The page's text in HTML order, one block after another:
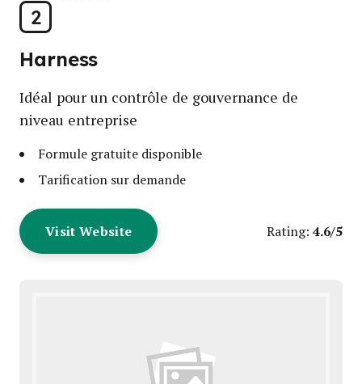
2
Harness
Idéal pour un contrôle de gouvernance de
niveau entreprise
Formule gratuite disponible
Tarification sur demande
Visit Website Rating: 4.6/5